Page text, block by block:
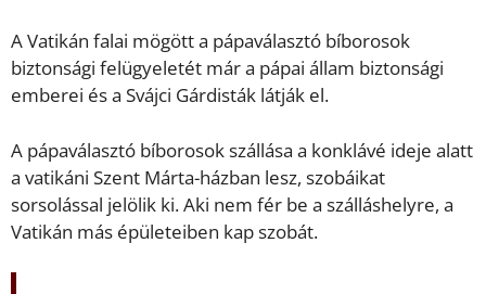
A Vatikán falai mögött a pápaválasztó bíborosok
biztonsági felügyeletét már a pápai állam biztonsági
emberei és a Svájci Gárdisták látják el.
A pápaválasztó bíborosok szállása a konklávé ideje alatt
a vatikáni Szent Márta-házban lesz, szobáikat
sorsolással jelölik ki. Aki nem fér be a szálláshelyre, a
Vatikán más épületeiben kap szobát.